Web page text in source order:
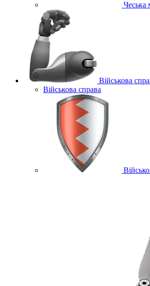
Чеська
Військова
Військова справа